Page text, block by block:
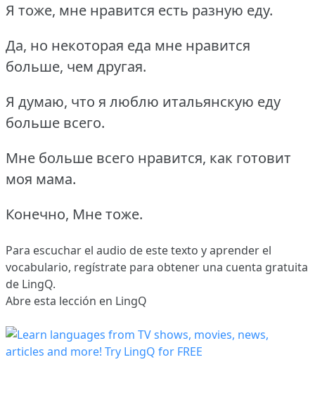
Я тоже, мне нравится есть разную еду.
Да, но некоторая еда мне нравится
больше, чем другая.
Я думаю, что я люблю итальянскую еду
больше всего.
Мне больше всего нравится, как готовит
моя мама.
Конечно, Мне тоже.
Para escuchar el audio de este texto y aprender el
vocabulario, regístrate para obtener una cuenta gratuita
de LingQ.
Abre esta lección en LingQ